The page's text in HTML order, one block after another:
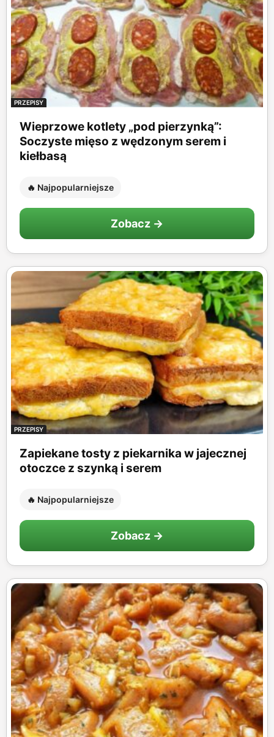
PRZEPISY
Wieprzowe kotlety „pod pierzynką”:
Soczyste mięso z wędzonym serem i
kiełbasą
🔥 Najpopularniejsze
Zobacz →
PRZEPISY
Zapiekane tosty z piekarnika w jajecznej
otoczce z szynką i serem
🔥 Najpopularniejsze
Zobacz →